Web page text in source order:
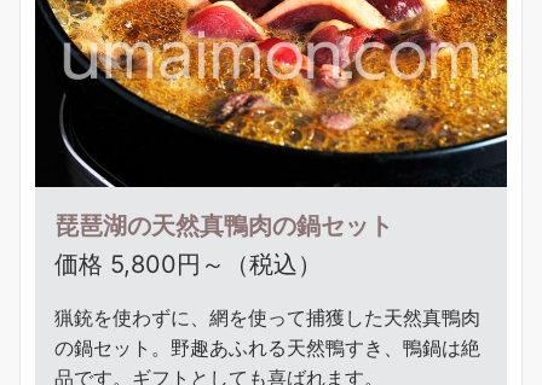
琵琶湖の天然真鴨肉の鍋セット
価格 5,800円～（税込）
猟銃を使わずに、網を使って捕獲した天然真鴨肉
の鍋セット。野趣あふれる天然鴨すき、鴨鍋は絶
品です。ギフトとしても喜ばれます。